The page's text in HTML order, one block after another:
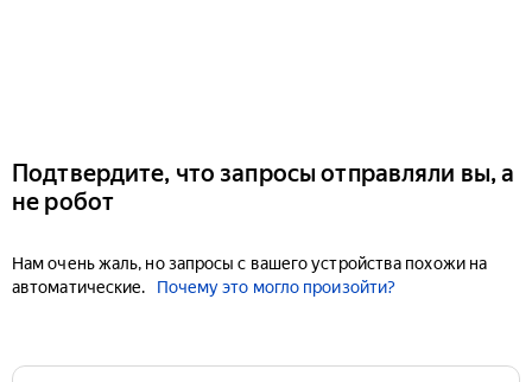
Подтвердите, что запросы отправляли вы, а
не робот
Нам очень жаль, но запросы с вашего устройства похожи на
автоматические.
Почему это могло произойти?